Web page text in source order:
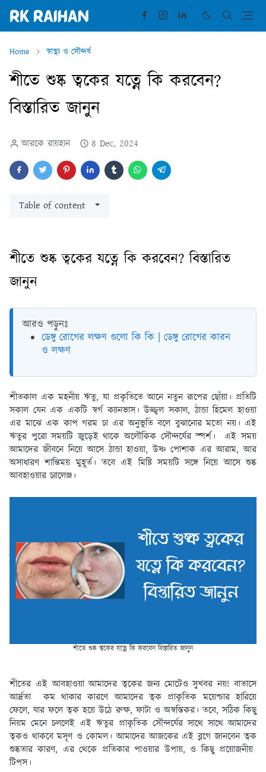
Home স্বাস্থ্য ও সৌন্দর্য
শীতে শুষ্ক ত্বকের যত্নে কি করবেন?
বিস্তারিত জানুন
আরকে রায়হান 8 Dec, 2024
Table of content
শীতে শুষ্ক ত্বকের যত্নে কি করবেন? বিস্তারিত
জানুন
আরও পড়ুনঃ
ডেঙ্গু রোগের লক্ষণ গুলো কি কি | ডেঙ্গু রোগের কারন
ও লক্ষণ
শীতকাল এক মহনীয় ঋতু, যা প্রকৃতিতে আনে নতুন রূপের ছোঁয়া। প্রতিটি
সকাল যেন এক একটি স্বর্গ ক্যানভাস। উজ্জ্বল সকাল, ঠান্ডা হিমেল হাওয়া
এর মাঝে এক কাপ গরম চা এর অনুভূতি বলে বুঝানোর মতো নয়। এই
ঋতুর পুরো সময়টি জুড়েই থাকে অলৌকিক সৌন্দর্যের স্পর্শ।এই সময়
আমাদের জীবনে নিয়ে আসে ঠান্ডা হাওয়া, উষ্ণ পোশাক এর আরাম, আর
অসাধারণ শান্তিময় মুহূর্ত। তবে এই মিষ্টি সময়টি সঙ্গে নিয়ে আসে শুষ্ক
আবহাওয়ার চ্যালেঞ্জ।
শীতে শুষ্ক ত্বকের যত্নে কি করবেন বিস্তারিত জানুন
শীতের এই আবহাওয়া আমাদের ত্বকের জন্য মোটেও সুখবর নয়! বাতাসে
আর্দ্রতা কম থাকার কারণে আমাদের ত্বক প্রাকৃতিক ময়েশ্চার হারিয়ে
ফেলে, যার ফলে ত্বক হয়ে উঠে রুক্ষ, ফাটা ও অস্বস্তিকর। তবে, সঠিক কিছু
নিয়ম মেনে চললেই এই ঋতুর প্রাকৃতিক সৌন্দর্যের সাথে সাথে আমাদের
ত্বকও থাকবে মসৃণ ও কোমল। আমাদের আজকের এই ব্লগে জানবেন ত্বক
শুষ্কতার কারণ, এর থেকে প্রতিকার পাওয়ার উপায়, ও কিছু প্রয়োজনীয়
টিপস।